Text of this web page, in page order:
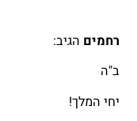
רחמים הגיב:
ב"ה
יחי המלך!